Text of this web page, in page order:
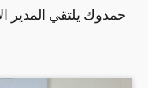
حمدوك يلتقي المدير